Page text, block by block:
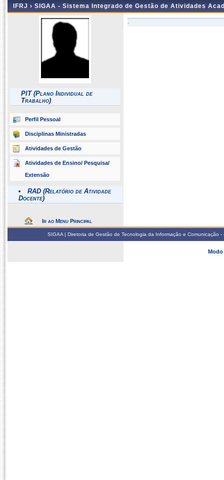
IFRJ › SIGAA - Sistema Integrado de Gestão de Atividades
PIT (Plano Individual de
Trabalho)
Perfil Pessoal
Disciplinas Ministradas
Atividades de Gestão
Atividades de Ensino/ Pesquisa/
Extensão
RAD (Relatório de Atividade
Docente)
Ir ao Menu Principal
-
SIGAA | Diretoria de Gestão de Tecnologia da Informação e
Modo